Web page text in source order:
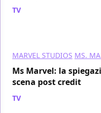
TV
MARVEL STUDIOS MS.
Ms Marvel: la
scena post credit
TV